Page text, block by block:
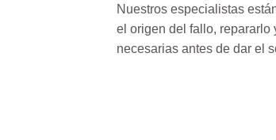
Nuestros especialistas
el origen del fallo, repararlo
necesarias antes de dar el